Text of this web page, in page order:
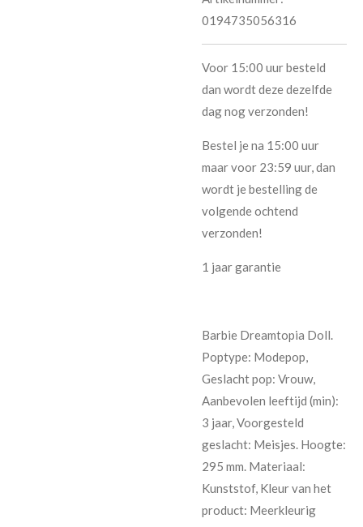
0194735056316
Voor 15:00 uur besteld
dan wordt deze dezelfde
dag nog verzonden!
Bestel je na 15:00 uur
maar voor 23:59 uur, dan
wordt je bestelling de
volgende ochtend
verzonden!
1 jaar garantie
Barbie Dreamtopia Doll.
Poptype: Modepop,
Geslacht pop: Vrouw,
Aanbevolen leeftijd (min):
3 jaar, Voorgesteld
geslacht: Meisjes. Hoogte:
295 mm. Materiaal:
Kunststof, Kleur van het
product: Meerkleurig